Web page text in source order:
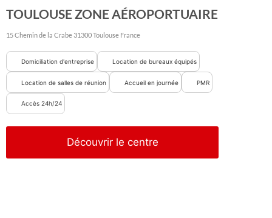
TOULOUSE ZONE AÉROPORTUAIRE
15 Chemin de la Crabe 31300Toulouse France
Domiciliation d'entreprise Location de bureaux équipés
Location de salles de réunion Accueil en journée PMR
Accès 24h/24
Découvrir le centre